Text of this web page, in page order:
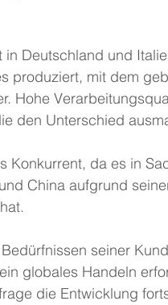
Deutschland und
produziert, mit dem
Hohe
den Unterschied
Konkurrent, da es in
China aufgrund
seiner
globales Handeln
die Entwicklung